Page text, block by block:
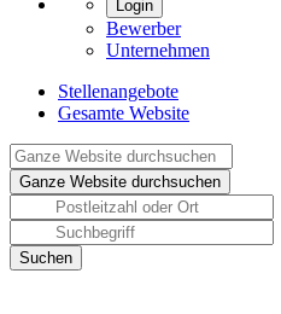
Login
Bewerber
Unternehmen
Stellenangebote
Gesamte Website